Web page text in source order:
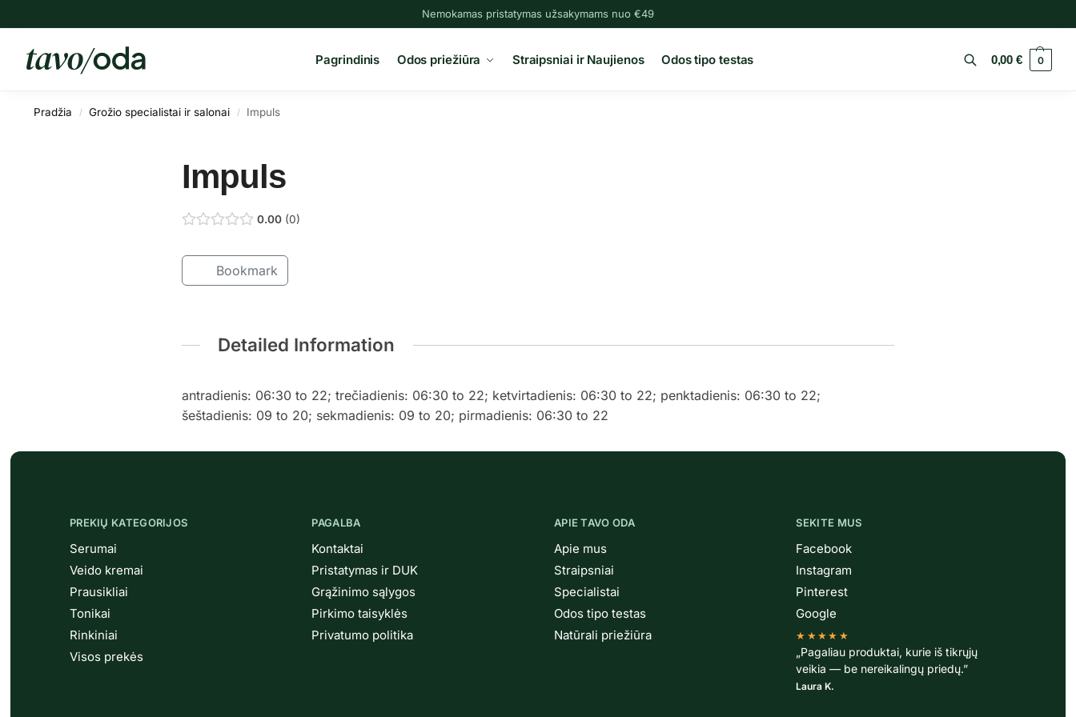
Nemokamas pristatymas užsakymams nuo €49
Pagrindinis Odos priežiūra Straipsniai ir Naujienos Odos tipo testas
Paieška
0,00€ 0
Pradžia / Grožio specialistai ir salonai / Impuls
Impuls
0.00 0
Bookmark
Detailed Information
antradienis: 06:30 to 22; trečiadienis: 06:30 to 22; ketvirtadienis: 06:30 to 22; penktadienis: 06:30 to 22;
šeštadienis: 09 to 20; sekmadienis: 09 to 20; pirmadienis: 06:30 to 22
PREKIŲ KATEGORIJOS
Serumai
Veido kremai
Prausikliai
Tonikai
Rinkiniai
Visos prekės
PAGALBA
Kontaktai
Pristatymas ir DUK
Grąžinimo sąlygos
Pirkimo taisyklės
Privatumo politika
APIE TAVO ODA
Apie mus
Straipsniai
Specialistai
Odos tipo testas
Natūrali priežiūra
SEKITE MUS
Facebook
Instagram
Pinterest
Google
★★★★★
„Pagaliau produktai, kurie iš tikrųjų
veikia — be nereikalingų priedų.”
Laura K.